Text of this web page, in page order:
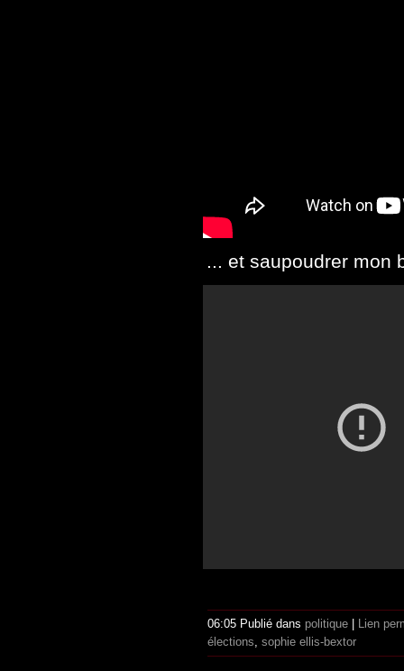
... et saupoudrer mon
06:05 Publié dans politique
Lien
élections sophie ellis-bextor